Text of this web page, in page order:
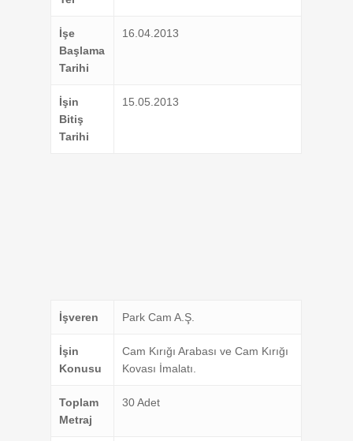
İşe
Başlama
Tarihi
16.04.2013
İşin
Bitiş
Tarihi
15.05.2013
İşveren Park Cam A.Ş.
İşin
Konusu
Cam Kırığı Arabası ve Cam Kırığı
Kovası İmalatı.
Toplam
Metraj
30 Adet